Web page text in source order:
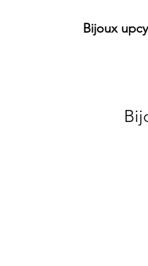
Bijoux